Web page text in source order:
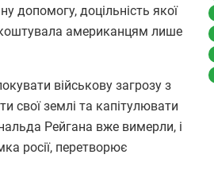
допомогу, доцільність якої
американцям лише
військову загрозу з
свої землі та капітулювати
Рейгана вже вимерли, і
росії, перетворює